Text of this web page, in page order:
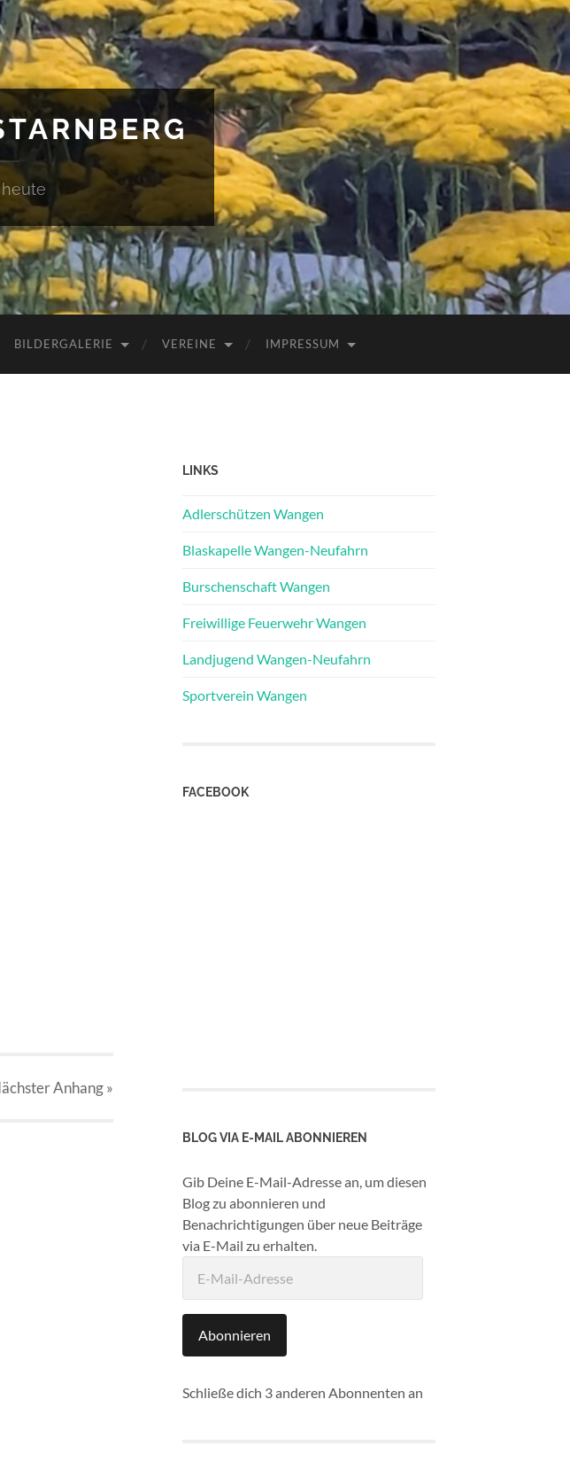
BILDERGALERIE VEREINE IMPRESSUM
Anhang»
LINKS
Adlerschützen Wangen
Blaskapelle Wangen-Neufahrn
Burschenschaft Wangen
Freiwillige Feuerwehr Wangen
Landjugend Wangen-Neufahrn
Sportverein Wangen
FACEBOOK
BLOG VIA E-MAIL ABONNIEREN
Gib Deine E-Mail-Adresse an, um diesen
Blog zu abonnieren und
Benachrichtigungen über neue Beiträge
via E-Mail zu erhalten.
Mail-
Abonnieren
Schließe dich 3 anderen Abonnenten an